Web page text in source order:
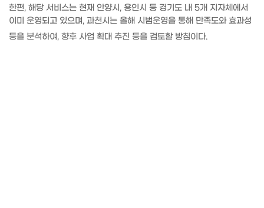
한편, 해당 서비스는 현재 안양시, 용인시 등 경기도 내 5개 지자체에서
이미 운영되고 있으며, 과천시는 올해 시범운영을 통해 만족도와 효과성
등을 분석하여, 향후 사업 확대 추진 등을 검토할 방침이다.